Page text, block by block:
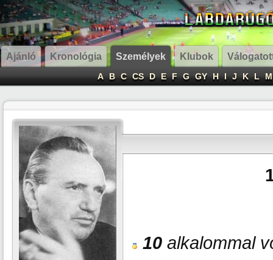
Ajánló Kronológia Személyek Klubok
A B C CS D E F G GY H I J K L M
10 alkalommal